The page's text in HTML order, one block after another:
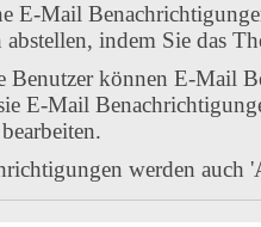
E-Mail
indem Sie das
Benutzer können E-Mail
E-Mail
bearbeiten.
werden auch